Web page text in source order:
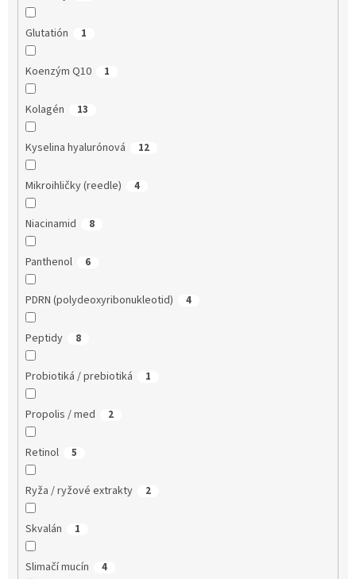
Glutatión 1
Koenzým Q10 1
Kolagén 13
Kyselina hyalurónová 12
Mikroihličky (reedle) 4
Niacinamid 8
Panthenol 6
PDRN (polydeoxyribonukleotid) 4
Peptidy 8
Probiotiká / prebiotiká 1
Propolis / med 2
Retinol 5
Ryža / ryžové extrakty 2
Skvalán 1
Slimačí mucín 4